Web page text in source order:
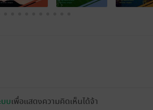
บบเพื่อแสดงความคิดเห็นได้จ้า